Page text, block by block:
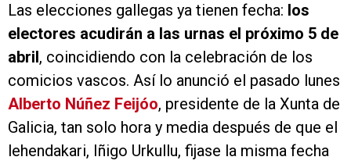
Las elecciones gallegas ya tienen fecha: los
electores acudirán a las urnas el próximo 5 de
abril, coincidiendo con la celebración de los
comicios vascos. Así lo anunció el pasado lunes
Alberto Núñez Feijóo, presidente de la Xunta de
Galicia, tan solo hora y media después de que el
lehendakari, Iñigo Urkullu, fijase la misma fecha